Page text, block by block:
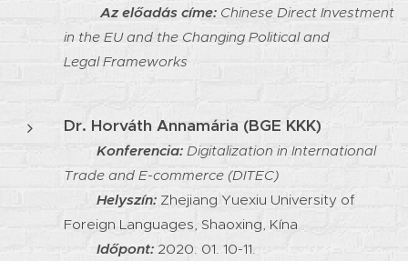
Az előadás címe: Chinese Direct Investment
in the EU and the Changing Political and
Legal Frameworks
Dr. Horváth Annamária (BGE KKK)
Konferencia: Digitalization in International
Trade and E-commerce (DITEC)
Helyszín: Zhejiang Yuexiu University of
Foreign Languages, Shaoxing, Kína
Időpont: 2020. 01. 10-11.